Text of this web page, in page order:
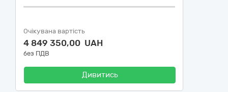
Очікувана вартість
4 849 350,00 UAH
без ПДВ
Дивитись